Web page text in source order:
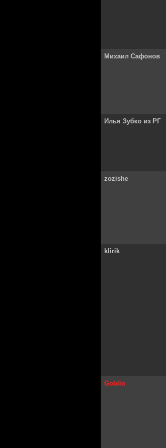
Михаил Сафонов
Илья Зубко из РГ
zozishe
klirik
Goblin